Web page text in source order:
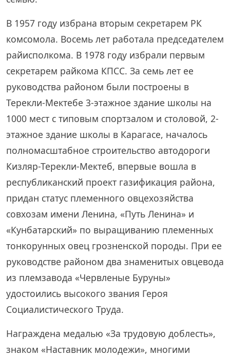
В 1957 году избрана вторым секретарем РК
комсомола. Восемь лет работала председателем
райисполкома. В 1978 году избрали первым
секретарем райкома КПСС. За семь лет ее
руководства районом были построены в
Терекли-Мектебе 3-этажное здание школы на
1000 мест с типовым спортзалом и столовой, 2-
этажное здание школы в Карагасе, началось
полномасштабное строительство автодороги
Кизляр-Терекли-Мектеб, впервые вошла в
республиканский проект газификация района,
придан статус племенного овцехозяйства
совхозам имени Ленина, «Путь Ленина» и
«Кунбатарский» по выращиванию племенных
тонкорунных овец грозненской породы. При ее
руководстве районом два знаменитых овцевода
из племзавода «Червленые Буруны»
удостоились высокого звания Героя
Социалистического Труда.
Награждена медалью «За трудовую доблесть»,
знаком «Наставник молодежи», многими